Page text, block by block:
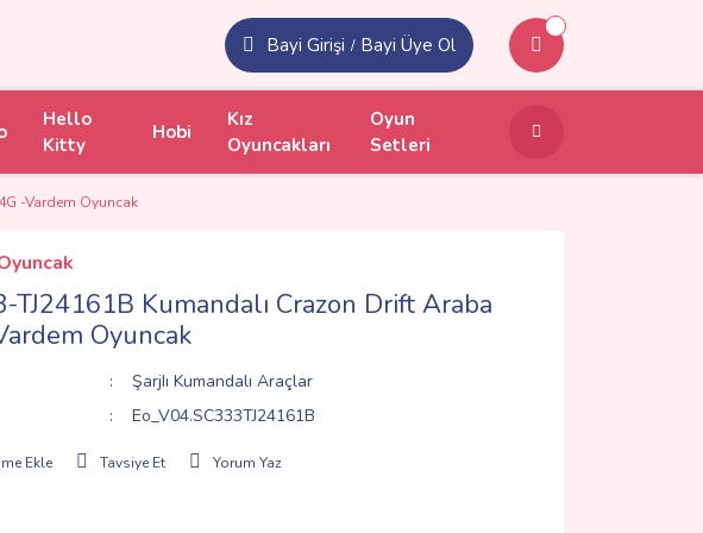
Bayi Girişi / Bayi Üye Ol
Hello
Kitty
Hobi
Kız
Oyuncakları
Oyun
Setleri
-Vardem Oyuncak
TJ24161B Kumandalı Crazon Drift Araba
Oyuncak
ŞarjIı Kumandalı Araçlar
Eo_V04.SC333TJ24161B
Tavsiye Et Yorum Yaz